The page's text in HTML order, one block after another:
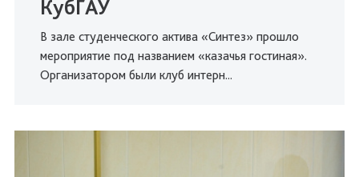
КубГАУ
В зале студенческого актива «Синтез» прошло
мероприятие под названием «казачья гостиная».
Организатором были клуб интерн...